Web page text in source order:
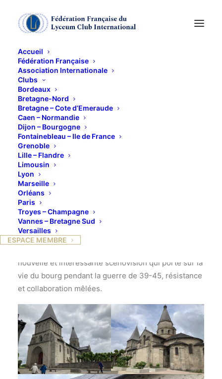
Accueil
Fédération Française
Association Internationale
Clubs
Bordeaux
Bretagne-Nord
Bretagne – Cote d’Emeraude
Caen – Normandie
Dijon – Bourgogne
Fontainebleau – Ile de France
Grenoble
Lille – Flandre
Limousin
Lyon
Marseille
Orléans
Paris
Troyes – Champagne
Vannes – Bretagne Sud
Versailles
ESPACE MEMBRE
Excursion en Creuse
Mercredi 6 Mai 2026
Le 6 mai, une vingtaine de lycéennes se sont
nouvelle et intéressante scénovision qui porte sur la
vie du bourg pendant la guerre de 39-45, résistance
et collaboration mêlées.